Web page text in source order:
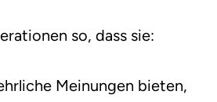
so, dass sie:
Meinungen bieten,